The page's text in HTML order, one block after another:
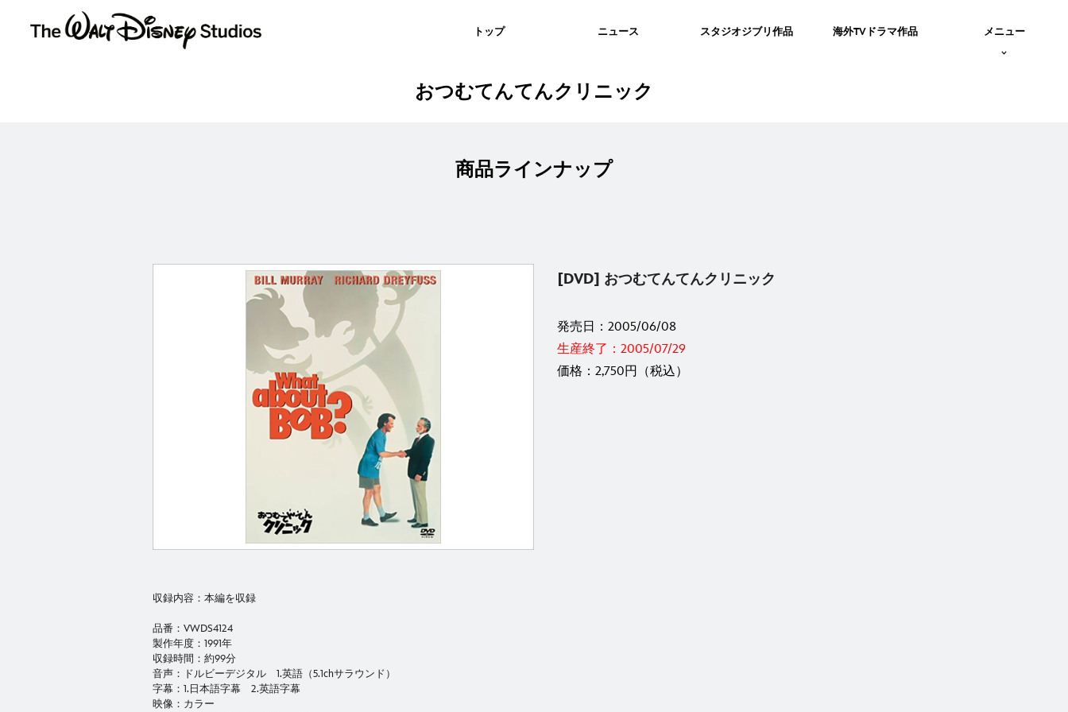
トップ ニュース スタジオジブリ作品 海外TVドラマ作品 メニュー
おつむてんてんクリニック
商品ラインナップ
[DVD] おつむてんてんクリニック
発売日：2005/06/08
生産終了：2005/07/29
価格：2,750円（税込）
収録内容：本編を収録
品番：VWDS4124
製作年度：1991年
収録時間：約99分
音声：ドルビーデジタル 1.英語（5.1chサラウンド）
字幕：1.日本語字幕 2.英語字幕
映像：カラー